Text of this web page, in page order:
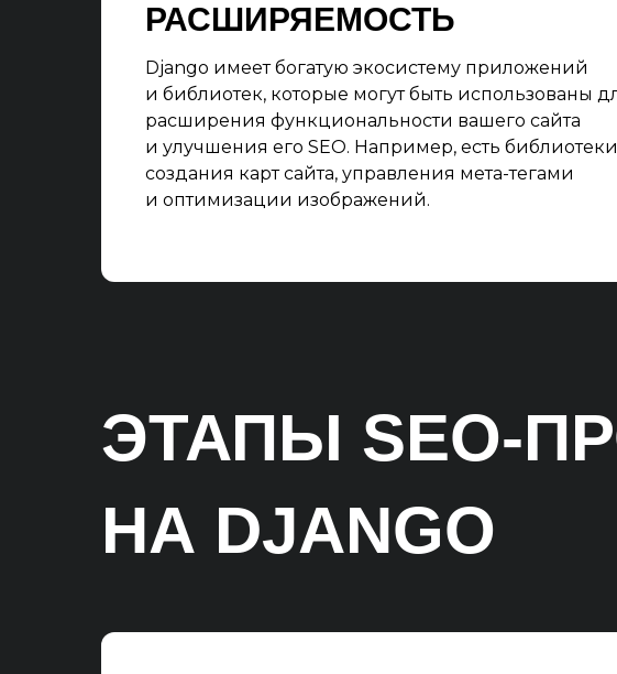
Django имеет богатую экосистему приложений
и библиотек, которые могут быть использованы
расширения функциональности вашего сайта
и улучшения его SEO. Например, есть
создания карт сайта, управления мета-тегами
и оптимизации изображений.
РАСШИРЯЕМОСТЬ
ЭТАПЫ SEO-
НА DJANGO